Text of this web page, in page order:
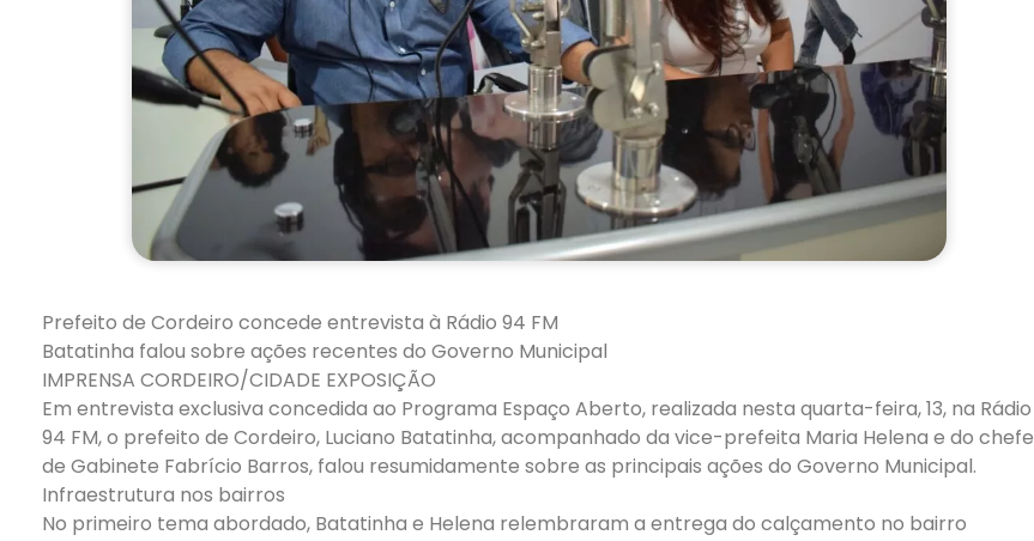
Prefeito de Cordeiro concede entrevista à Rádio 94 FM
Batatinha falou sobre ações recentes do Governo Municipal
IMPRENSA CORDEIRO/CIDADE EXPOSIÇÃO
Em entrevista exclusiva concedida ao Programa Espaço Aberto, realizada nesta quarta-feira, 13, na Rádio
94 FM, o prefeito de Cordeiro, Luciano Batatinha, acompanhado da vice-prefeita Maria Helena e do chefe
de Gabinete Fabrício Barros, falou resumidamente sobre as principais ações do Governo Municipal.
Infraestrutura nos bairros
No primeiro tema abordado, Batatinha e Helena relembraram a entrega do calçamento no bairro